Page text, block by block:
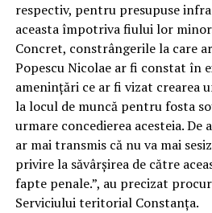
respectiv, pentru presupuse
aceasta împotriva fiului lor
Concret, constrângerile la care
Popescu Nicolae ar fi constat în
amenințări ce ar fi vizat crearea
la locul de muncă pentru fosta
urmare concedierea acesteia. De
ar mai transmis că nu va mai
privire la săvârșirea de către
fapte penale.”, au precizat
Serviciului teritorial Constanța.